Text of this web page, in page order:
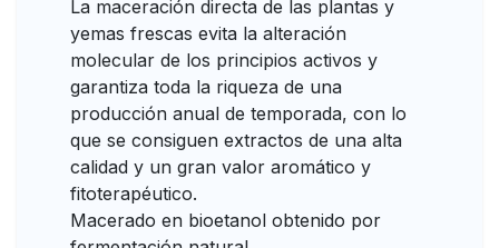
La maceración directa de las plantas y
yemas frescas evita la alteración
molecular de los principios activos y
garantiza toda la riqueza de una
producción anual de temporada, con lo
que se consiguen extractos de una alta
calidad y un gran valor aromático y
fitoterapéutico.
Macerado en bioetanol obtenido por